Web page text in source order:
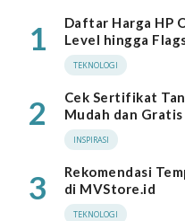
1
Daftar Harga HP
Level hingga
TEKNOLOGI
2
Cek Sertifikat
Mudah dan Gratis
INSPIRASI
3
Rekomendasi
di MVStore.id
TEKNOLOGI